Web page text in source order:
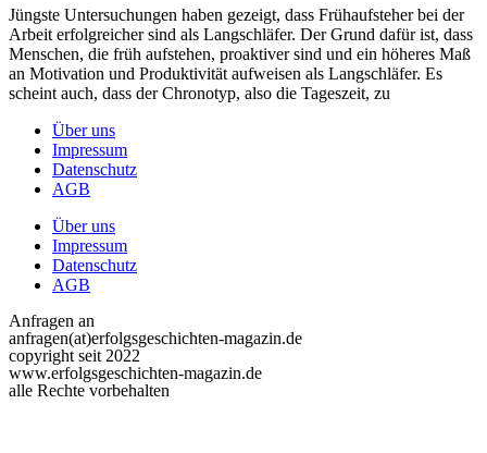
Jüngste Untersuchungen haben gezeigt, dass Frühaufsteher bei der
Arbeit erfolgreicher sind als Langschläfer. Der Grund dafür ist, dass
Menschen, die früh aufstehen, proaktiver sind und ein höheres Maß
an Motivation und Produktivität aufweisen als Langschläfer. Es
scheint auch, dass der Chronotyp, also die Tageszeit, zu
Über uns
Impressum
Datenschutz
AGB
Über uns
Impressum
Datenschutz
AGB
Anfragen an
anfragen(at)erfolgsgeschichten-magazin.de
copyright seit 2022
www.erfolgsgeschichten-magazin.de
alle Rechte vorbehalten